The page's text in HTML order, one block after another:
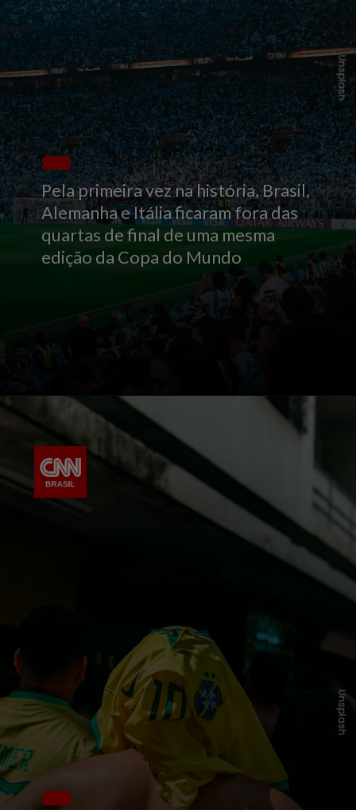
Pela primeira vez na história, Brasil,
Alemanha e Itália ficaram fora das
quartas de final de uma mesma
edição da Copa do Mundo
Unsplash
Unsplash